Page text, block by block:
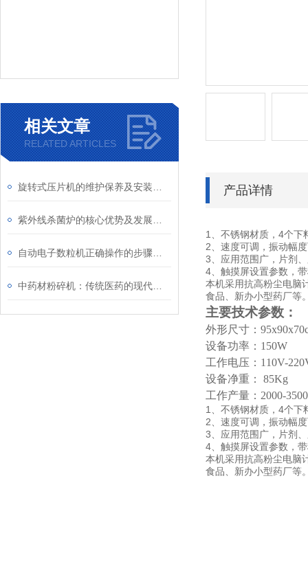
相关文章
RELATED ARTICLES
产品详情
1、不锈钢材质，4个下
2、速度可调，振动幅
3、应用范围广，片剂
4、触摸屏设置参数，
本机采用抗高粉尘电脑
食品、新办小型药厂等
主要技术参数：
外形尺寸：
设备功率： 150W
工作电压： 110V-
设备净重：
85Kg
工作产量： 2000-
1、不锈钢材质，4个下
2、速度可调，振动幅
3、应用范围广，片剂
4、触摸屏设置参数，
本机采用抗高粉尘电脑
食品、新办小型药厂等